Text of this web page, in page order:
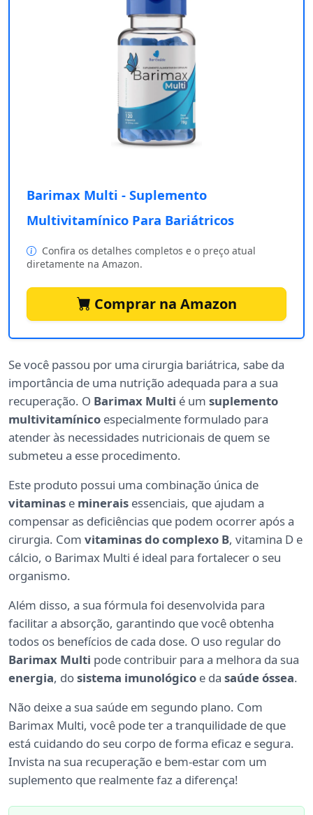
Barimax Multi - Suplemento
Multivitamínico Para Bariátricos
Confira os detalhes completos e o preço atual
diretamente na Amazon.
Comprar na Amazon
Se você passou por uma cirurgia bariátrica, sabe da
importância de uma nutrição adequada para a sua
recuperação. O Barimax Multi é um suplemento
multivitamínico especialmente formulado para
atender às necessidades nutricionais de quem se
submeteu a esse procedimento.
Este produto possui uma combinação única de
vitaminas e minerais essenciais, que ajudam a
compensar as deficiências que podem ocorrer após a
cirurgia. Com vitaminas do complexo B, vitamina D e
cálcio, o Barimax Multi é ideal para fortalecer o seu
organismo.
Além disso, a sua fórmula foi desenvolvida para
facilitar a absorção, garantindo que você obtenha
todos os benefícios de cada dose. O uso regular do
Barimax Multi pode contribuir para a melhora da sua
energia, dosistema imunológico e da saúde óssea.
Não deixe a sua saúde em segundo plano. Com
Barimax Multi, você pode ter a tranquilidade de que
está cuidando do seu corpo de forma eficaz e segura.
Invista na sua recuperação e bem-estar com um
suplemento que realmente faz a diferença!